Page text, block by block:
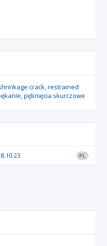
crack restrained
pęknięcia skurczowe
PL